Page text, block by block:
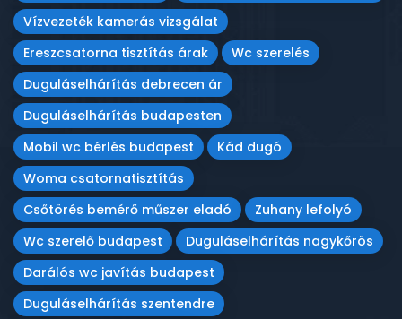
Vízvezeték kamerás vizsgálat
Ereszcsatorna tisztítás árak
Wc szerelés
Duguláselhárítás debrecen ár
Duguláselhárítás budapesten
Mobil wc bérlés budapest
Kád dugó
Woma csatornatisztítás
Csőtörés bemérő műszer eladó
Zuhany lefolyó
Wc szerelő budapest
Duguláselhárítás nagykőrös
Darálós wc javítás budapest
Duguláselhárítás szentendre